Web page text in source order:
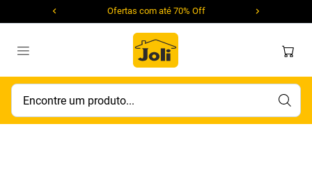
Ofertas com até 70% Off
Encontre um produto...